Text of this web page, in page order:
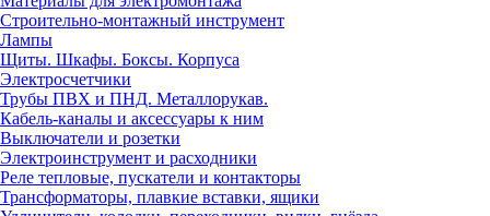
Строительно-монтажный инструмент
Лампы
Щиты. Шкафы. Боксы. Корпуса
Электросчетчики
Трубы ПВХ и ПНД. Металлорукав.
Кабель-каналы и аксессуары к ним
Выключатели и розетки
Электроинструмент и расходники
Реле тепловые, пускатели и контакторы
Трансформаторы, плавкие вставки, ящики